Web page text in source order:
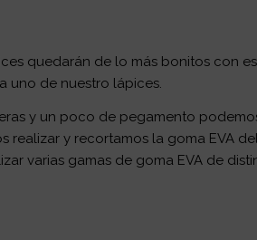
quedarán de lo más bonitos con
uno de nuestro lápices.
y un poco de pegamento
realizar y recortamos la goma EVA
varias gamas de goma EVA de